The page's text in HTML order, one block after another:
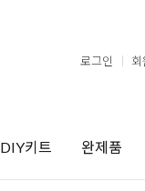
로그인 회
DIY키트 완제품